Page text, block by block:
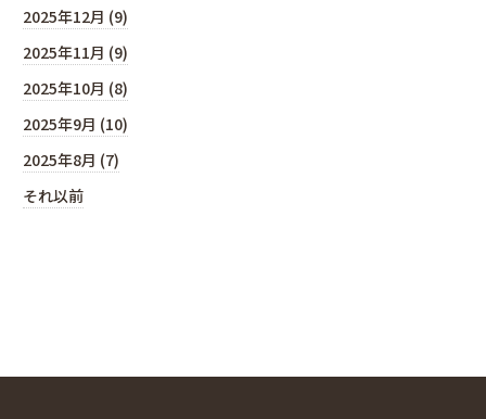
2025年12月 (9)
2025年11月 (9)
2025年10月 (8)
2025年9月 (10)
2025年8月 (7)
それ以前